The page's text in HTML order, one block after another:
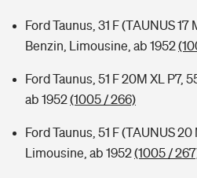
Ford Taunus, 31 F (TAUNUS 17
Benzin, Limousine, ab 1952
Ford Taunus, 51 F 20M XL P7,
ab 1952(1005 / 266)
Ford Taunus, 51 F (TAUNUS
Limousine, ab 1952(1005 /